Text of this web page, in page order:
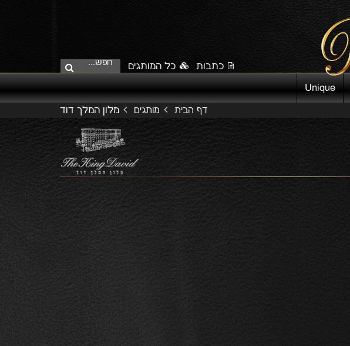
כתבות כל המותגים חפש...
Unique
דף הבית מותגים מלון המלך דוד